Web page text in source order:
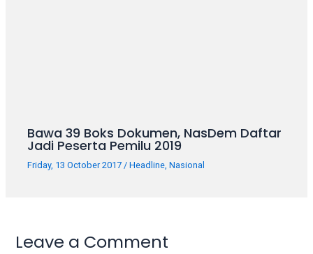
Bawa 39 Boks Dokumen, NasDem Daftar
Jadi Peserta Pemilu 2019
Friday, 13 October 2017 /Headline ,Nasional
Leave a Comment